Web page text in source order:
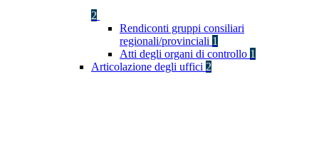
2
Rendiconti gruppi consiliari
regionali/provinciali 1
Atti degli organi di controllo 1
Articolazione degli uffici 2